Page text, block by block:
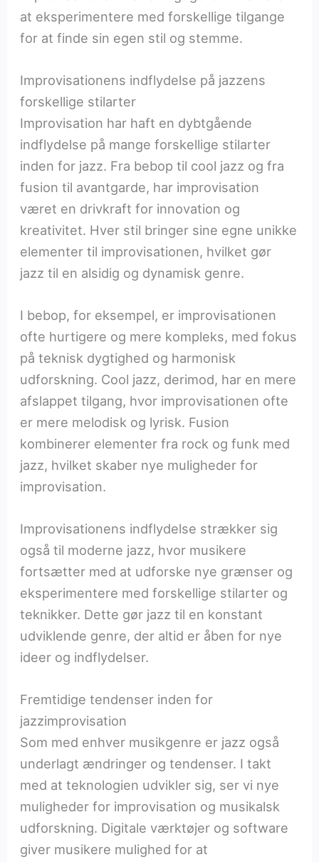
at eksperimentere med forskellige tilgange
for at finde sin egen stil og stemme.
Improvisationens indflydelse på jazzens
forskellige stilarter
Improvisation har haft en dybtgående
indflydelse på mange forskellige stilarter
inden for jazz. Fra bebop til cool jazz og fra
fusion til avantgarde, har improvisation
været en drivkraft for innovation og
kreativitet. Hver stil bringer sine egne unikke
elementer til improvisationen, hvilket gør
jazz til en alsidig og dynamisk genre.
I bebop, for eksempel, er improvisationen
ofte hurtigere og mere kompleks, med fokus
på teknisk dygtighed og harmonisk
udforskning. Cool jazz, derimod, har en mere
afslappet tilgang, hvor improvisationen ofte
er mere melodisk og lyrisk. Fusion
kombinerer elementer fra rock og funk med
jazz, hvilket skaber nye muligheder for
improvisation.
Improvisationens indflydelse strækker sig
også til moderne jazz, hvor musikere
fortsætter med at udforske nye grænser og
eksperimentere med forskellige stilarter og
teknikker. Dette gør jazz til en konstant
udviklende genre, der altid er åben for nye
ideer og indflydelser.
Fremtidige tendenser inden for
jazzimprovisation
Som med enhver musikgenre er jazz også
underlagt ændringer og tendenser. I takt
med at teknologien udvikler sig, ser vi nye
muligheder for improvisation og musikalsk
udforskning. Digitale værktøjer og software
giver musikere mulighed for at